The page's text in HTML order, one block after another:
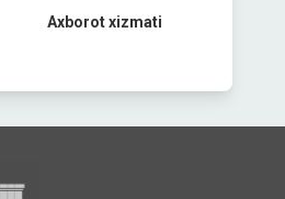
Axborot xizmati